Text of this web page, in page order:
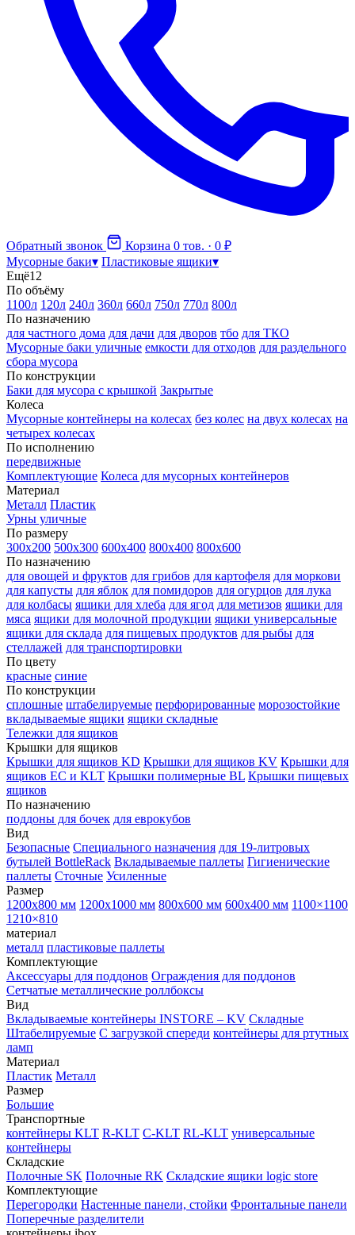
Обратный звонок Корзина 0 тов. · 0 ₽
Мусорные баки▾ Пластиковые ящики▾
Ещё12
По объёму
1100л 120л 240л 360л 660л 750л 770л 800л
По назначению
для частного дома для дачи для дворов тбо для ТКО
Мусорные баки уличные емкости для отходов для раздельного
сбора мусора
По конструкции
Баки для мусора с крышкой Закрытые
Колеса
Мусорные контейнеры на колесах без колес на двух колесах на
четырех колесах
По исполнению
передвижные
Комплектующие Колеса для мусорных контейнеров
Материал
Металл Пластик
Урны уличные
По размеру
300х200 500х300 600х400 800х400 800х600
По назначению
для овощей и фруктов для грибов для картофеля для моркови
для капусты для яблок для помидоров для огурцов для лука
для колбасы ящики для хлеба для ягод для метизов ящики для
мяса ящики для молочной продукции ящики универсальные
ящики для склада для пищевых продуктов для рыбы для
стеллажей для транспортировки
По цвету
красные синие
По конструкции
сплошные штабелируемые перфорированные морозостойкие
вкладываемые ящики ящики складные
Тележки для ящиков
Крышки для ящиков
Крышки для ящиков KD Крышки для ящиков KV Крышки для
ящиков EC и KLT Крышки полимерные BL Крышки пищевых
ящиков
По назначению
поддоны для бочек для еврокубов
Вид
Безопасные Специального назначения для 19-литровых
бутылей BottleRack Вкладываемые паллеты Гигиенические
паллеты Сточные Усиленные
Размер
1200х800 мм 1200х1000 мм 800х600 мм 600х400 мм 1100×1100
1210×810
материал
металл пластиковые паллеты
Комплектующие
Аксессуары для поддонов Ограждения для поддонов
Сетчатые металлические роллбоксы
Вид
Вкладываемые контейнеры INSTORE – KV Складные
Штабелируемые С загрузкой спереди контейнеры для ртутных
ламп
Материал
Пластик Металл
Размер
Большие
Транспортные
контейнеры KLT R-KLT C-KLT RL-KLT универсальные
контейнеры
Складские
Полочные SK Полочные RK Складские ящики logic store
Комплектующие
Перегородки Настенные панели, стойки Фронтальные панели
Поперечные разделители